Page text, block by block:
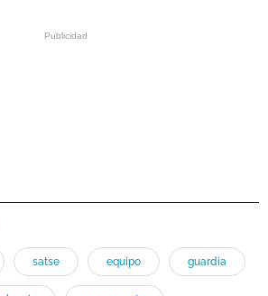
satse equipo guardia